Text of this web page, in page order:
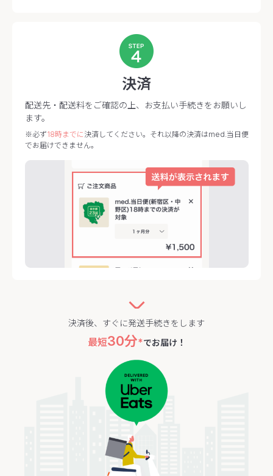
決済
配送先・配送料をご確認の上、お支払い手続きをお願いし
ます。
※必ず18時までに 決済してください。それ以降の決済はmed.当日便
でお届けできません。
決済後、すぐに発送手続きをします
最短30分*でお届け！